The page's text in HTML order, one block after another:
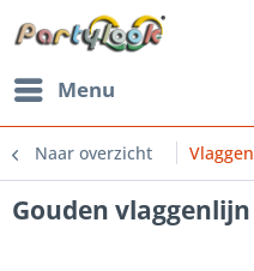
Menu
Naar overzicht
Gouden